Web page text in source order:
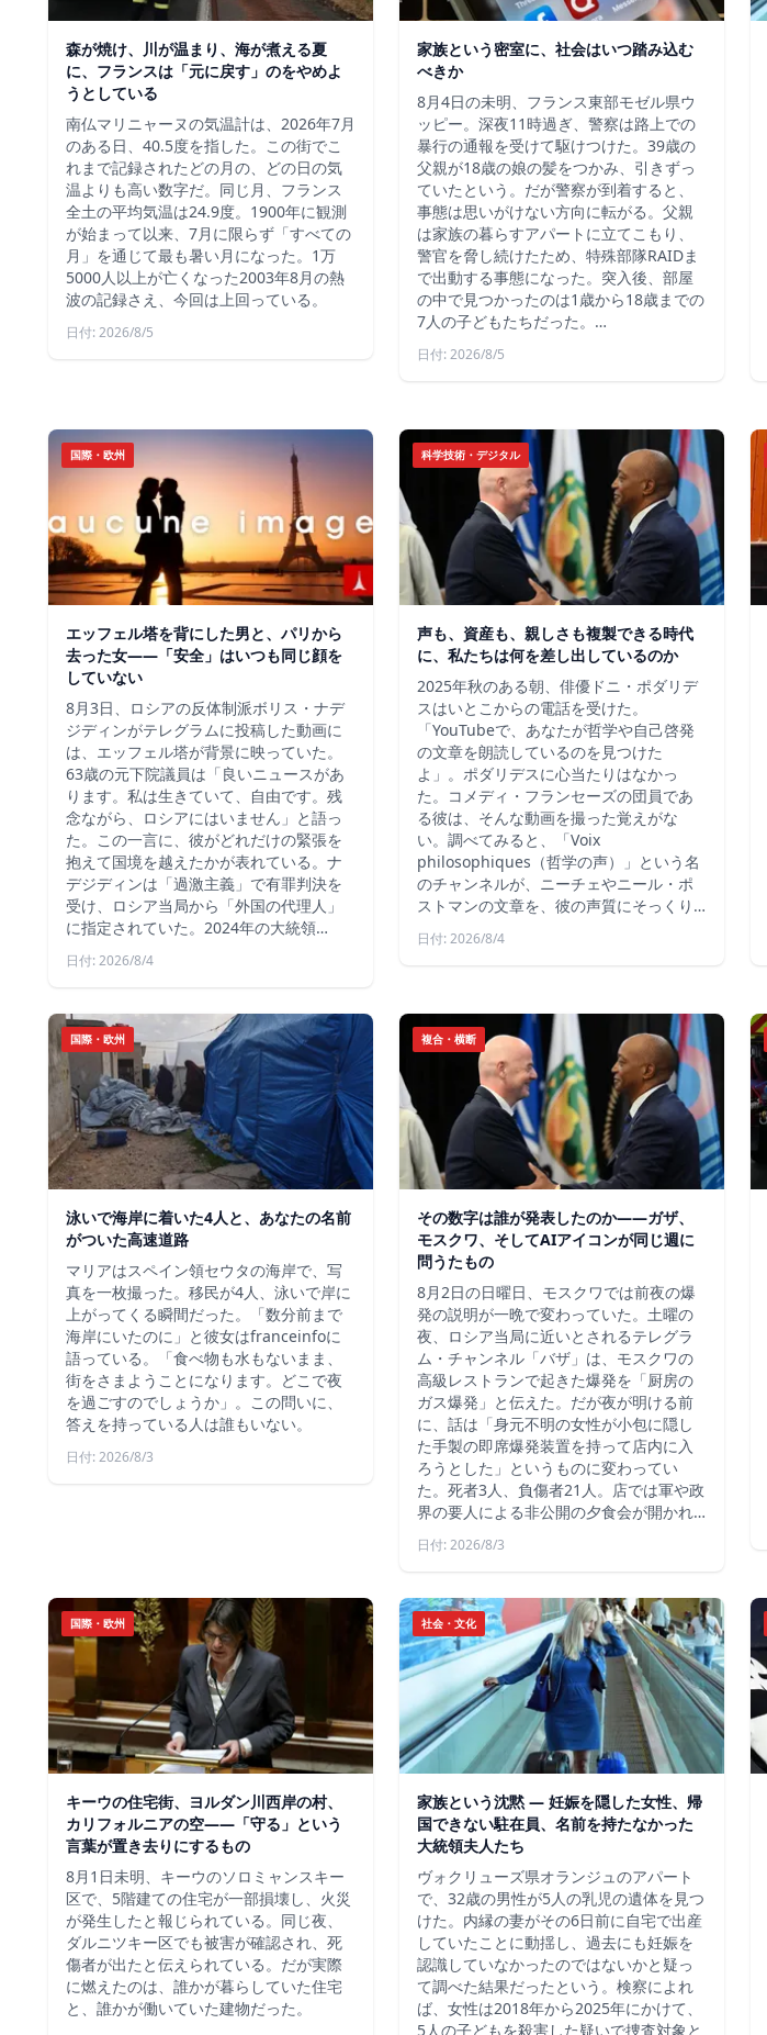
森が焼け、川が温まり、海が煮える夏
に、フランスは「元に戻す」のをやめよ
うとしている
南仏マリニャーヌの気温計は、2026年7月
のある日、40.5度を指した。この街でこ
れまで記録されたどの月の、どの日の気
温よりも高い数字だ。同じ月、フランス
全土の平均気温は24.9度。1900年に観測
が始まって以来、7月に限らず「すべての
月」を通じて最も暑い月になった。1万
5000人以上が亡くなった2003年8月の熱
波の記録さえ、今回は上回っている。
日付: 2026/8/5
家族という密室に、社会はいつ踏み込む
べきか
8月4日の未明、フランス東部モゼル県ウ
ッピー。深夜11時過ぎ、警察は路上での
暴行の通報を受けて駆けつけた。39歳の
父親が18歳の娘の髪をつかみ、引きずっ
ていたという。だが警察が到着すると、
事態は思いがけない方向に転がる。父親
は家族の暮らすアパートに立てこもり、
警官を脅し続けたため、特殊部隊RAIDま
で出動する事態になった。突入後、部屋
の中で見つかったのは1歳から18歳までの
7人の子どもたちだった。…
日付: 2026/8/5
国際・欧州
エッフェル塔を背にした男と、パリから
去った女——「安全」はいつも同じ顔を
していない
8月3日、ロシアの反体制派ボリス・ナデ
ジディンがテレグラムに投稿した動画に
は、エッフェル塔が背景に映っていた。
63歳の元下院議員は「良いニュースがあ
ります。私は生きていて、自由です。残
念ながら、ロシアにはいません」と語っ
た。この一言に、彼がどれだけの緊張を
抱えて国境を越えたかが表れている。ナ
デジディンは「過激主義」で有罪判決を
受け、ロシア当局から「外国の代理人」
に指定されていた。2024年の大統領…
日付: 2026/8/4
科学技術・デジタル
声も、資産も、親しさも複製できる時代
に、私たちは何を差し出しているのか
2025年秋のある朝、俳優ドニ・ポダリデ
スはいとこからの電話を受けた。
「YouTubeで、あなたが哲学や自己啓発
の文章を朗読しているのを見つけた
よ」。ポダリデスに心当たりはなかっ
た。コメディ・フランセーズの団員であ
る彼は、そんな動画を撮った覚えがな
い。調べてみると、「Voix
philosophiques（哲学の声）」という名
のチャンネルが、ニーチェやニール・ポ
ストマンの文章を、彼の声質にそっくり…
日付: 2026/8/4
国際・欧州
泳いで海岸に着いた4人と、あなたの名前
がついた高速道路
マリアはスペイン領セウタの海岸で、写
真を一枚撮った。移民が4人、泳いで岸に
上がってくる瞬間だった。「数分前まで
海岸にいたのに」と彼女はfranceinfoに
語っている。「食べ物も水もないまま、
街をさまようことになります。どこで夜
を過ごすのでしょうか」。この問いに、
答えを持っている人は誰もいない。
日付: 2026/8/3
複合・横断
その数字は誰が発表したのか——ガザ、
モスクワ、そしてAIアイコンが同じ週に
問うたもの
8月2日の日曜日、モスクワでは前夜の爆
発の説明が一晩で変わっていた。土曜の
夜、ロシア当局に近いとされるテレグラ
ム・チャンネル「バザ」は、モスクワの
高級レストランで起きた爆発を「厨房の
ガス爆発」と伝えた。だが夜が明ける前
に、話は「身元不明の女性が小包に隠し
た手製の即席爆発装置を持って店内に入
ろうとした」というものに変わってい
た。死者3人、負傷者21人。店では軍や政
界の要人による非公開の夕食会が開かれ…
日付: 2026/8/3
国際・欧州
キーウの住宅街、ヨルダン川西岸の村、
カリフォルニアの空——「守る」という
言葉が置き去りにするもの
8月1日未明、キーウのソロミャンスキー
区で、5階建ての住宅が一部損壊し、火災
が発生したと報じられている。同じ夜、
ダルニツキー区でも被害が確認され、死
傷者が出たと伝えられている。だが実際
に燃えたのは、誰かが暮らしていた住宅
と、誰かが働いていた建物だった。
社会・文化
家族という沈黙 ― 妊娠を隠した女性、帰
国できない駐在員、名前を持たなかった
大統領夫人たち
ヴォクリューズ県オランジュのアパート
で、32歳の男性が5人の乳児の遺体を見つ
けた。内縁の妻がその6日前に自宅で出産
していたことに動揺し、過去にも妊娠を
認識していなかったのではないかと疑っ
て調べた結果だったという。検察によれ
ば、女性は2018年から2025年にかけて、
5人の子どもを殺害した疑いで捜査対象と